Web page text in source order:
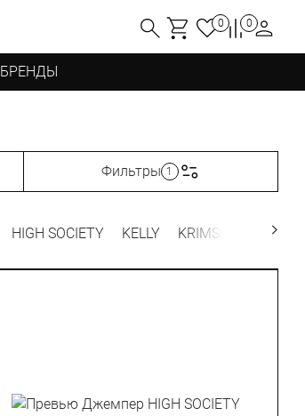
0 0
БРЕНДЫ
Фильтры 1
HIGH SOCIETY KELLY KRIMSON KLOVER